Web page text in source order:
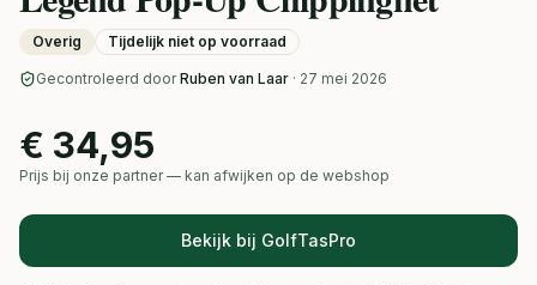
Overig Tijdelijk niet op voorraad
Gecontroleerd door Ruben van Laar · 27 mei 2026
€ 34,95
Prijs bij onze partner — kan afwijken op de webshop
Bekijk bij GolfTasPro